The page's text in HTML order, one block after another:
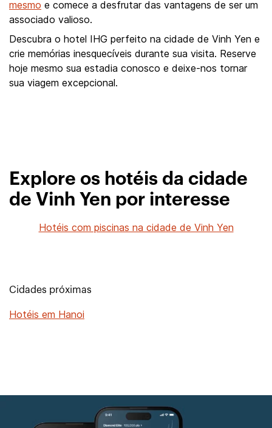
mesmo e comece a desfrutar das vantagens de ser um
associado valioso.
Descubra o hotel IHG perfeito na cidade de Vinh Yen e
crie memórias inesquecíveis durante sua visita. Reserve
hoje mesmo sua estadia conosco e deixe-nos tornar
sua viagem excepcional.
Explore os hotéis da cidade
de Vinh Yen por interesse
Hotéis com piscinas na cidade de Vinh Yen
Cidades próximas
Hotéis em Hanoi